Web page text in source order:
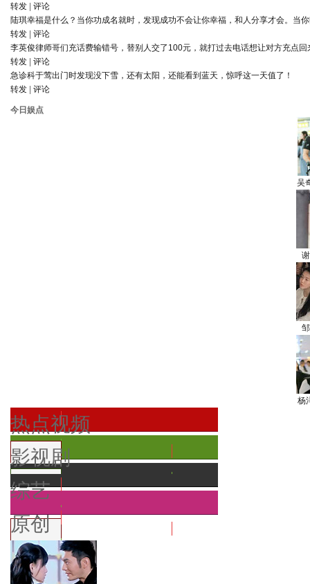
转发
评论
陆琪幸福是什么？当你功成名就时，发现成功不会让你幸福，和人分享才会。当
转发
评论
李英俊律师哥们充话费输错号，替别人交了100元，就打过去电话想让对方充点
转发
评论
急诊科于莺出门时发现没下雪，还有太阳，还能看到蓝天，惊呼这一天值了！
转发
评论
今日娱点
吴
杨
热点视频
影视剧
综艺
原创